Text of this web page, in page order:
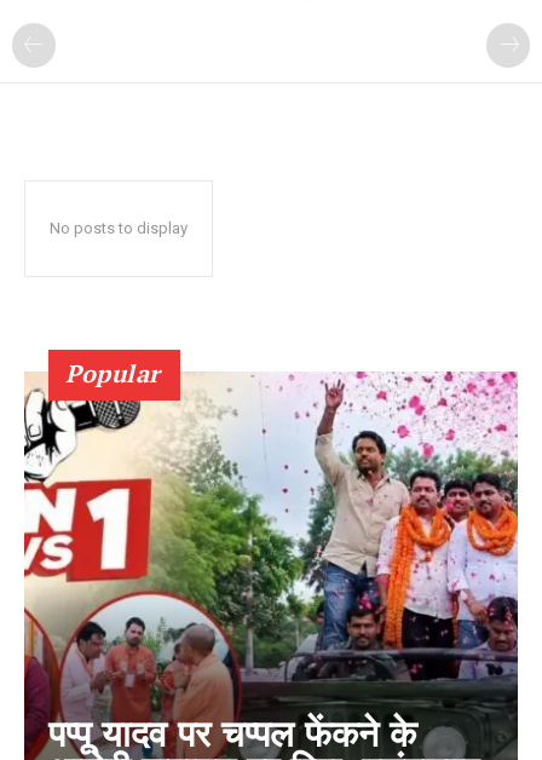
No posts to display
Popular
पप्पू यादव पर चप्पल फेंकने के